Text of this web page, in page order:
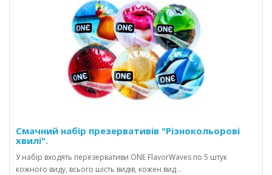
Смачний набір презервативів "Різнокольорові
хвилі".
У набір входять перезервативи ONE FlavorWaves по 5 штук
кожного виду, всього шість видів, кожен вид ..